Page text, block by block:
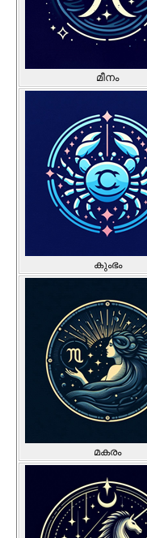
മീനം
കുംഭം
മകരം